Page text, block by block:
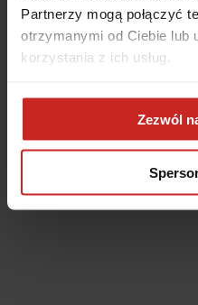
Partnerzy mogą połączyć
otrzymanymi od Ciebie lub
korzystania z ich usług.
Zezwól
browser console